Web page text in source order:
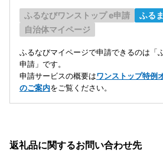
ふるなびワンストップ e申請
ふる
自治体マイページ
ふるなびマイページで申請できるのは「
申請」です。
申請サービスの概要はワンストップ特例
のご案内をご覧ください。
返礼品に関するお問い合わせ先